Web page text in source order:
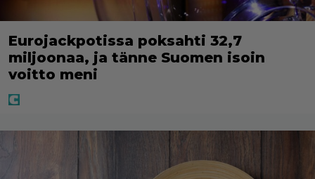
Eurojackpotissa poksahti 32,7
miljoonaa, ja tänne Suomen isoin
voitto meni